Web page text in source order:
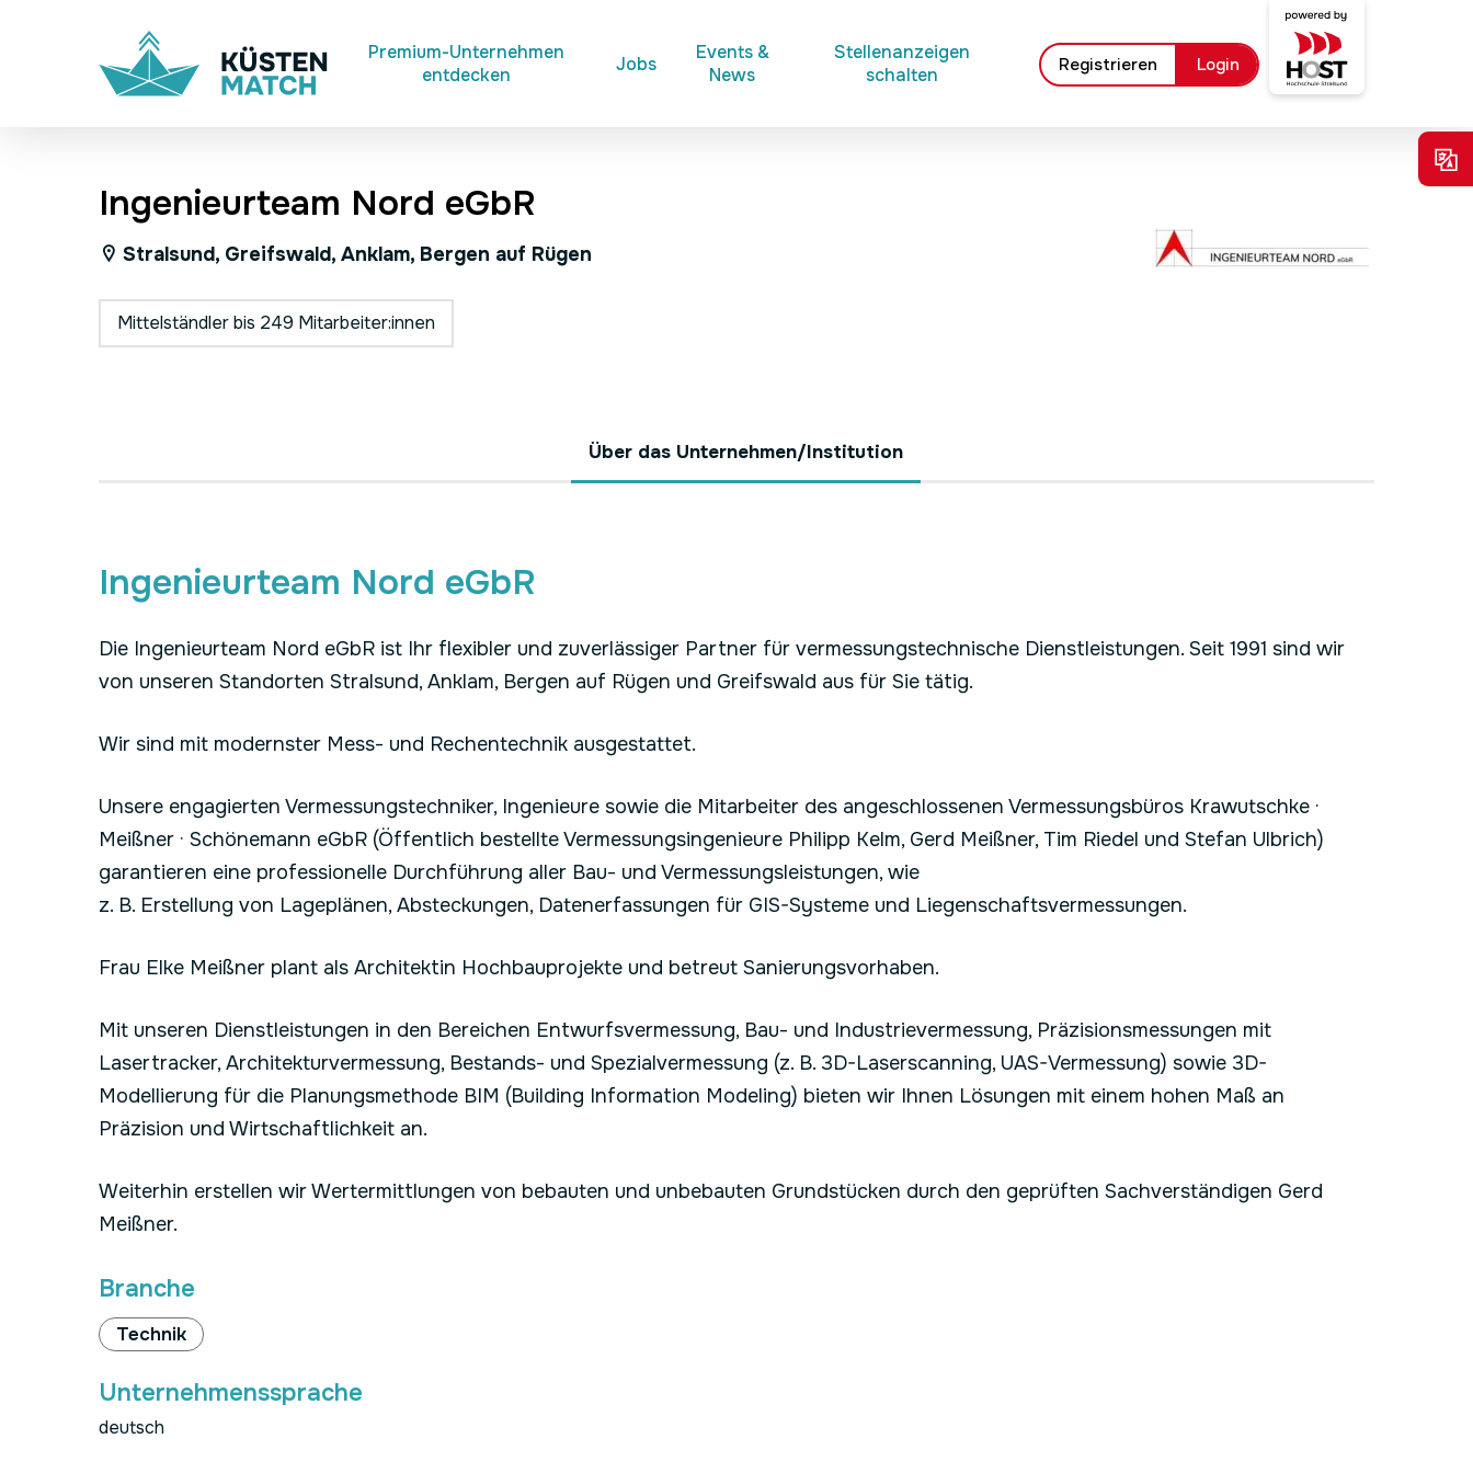
Premium-Unternehmen
entdecken
Jobs
Events &
News
Stellenanzeigen
schalten
Registrieren Login
Ingenieurteam Nord eGbR
Stralsund, Greifswald, Anklam, Bergen auf Rügen
Mittelständler bis 249 Mitarbeiter:innen
Über das Unternehmen/Institution
Ingenieurteam Nord eGbR
Die Ingenieurteam Nord eGbR ist Ihr flexibler und zuverlässiger Partner für vermessungstechnische Dienstleistungen. Seit 1991 sind wir
von unseren Standorten Stralsund, Anklam, Bergen auf Rügen und Greifswald aus für Sie tätig.
Wir sind mit modernster Mess- und Rechentechnik ausgestattet.
Unsere engagierten Vermessungstechniker, Ingenieure sowie die Mitarbeiter des angeschlossenen Vermessungsbüros Krawutschke ·
Meißner · Schönemann eGbR (Öffentlich bestellte Vermessungsingenieure Philipp Kelm, Gerd Meißner, Tim Riedel und Stefan Ulbrich)
garantieren eine professionelle Durchführung aller Bau- und Vermessungsleistungen, wie
z. B. Erstellung von Lageplänen, Absteckungen, Datenerfassungen für GIS-Systeme und Liegenschaftsvermessungen.
Frau Elke Meißner plant als Architektin Hochbauprojekte und betreut Sanierungsvorhaben.
Mit unseren Dienstleistungen in den Bereichen Entwurfsvermessung, Bau- und Industrievermessung, Präzisionsmessungen mit
Lasertracker, Architekturvermessung, Bestands- und Spezialvermessung (z. B. 3D-Laserscanning, UAS-Vermessung) sowie 3D-
Modellierung für die Planungsmethode BIM (Building Information Modeling) bieten wir Ihnen Lösungen mit einem hohen Maß an
Präzision und Wirtschaftlichkeit an.
Weiterhin erstellen wir Wertermittlungen von bebauten und unbebauten Grundstücken durch den geprüften Sachverständigen Gerd
Meißner.
Branche
Technik
Unternehmenssprache
deutsch